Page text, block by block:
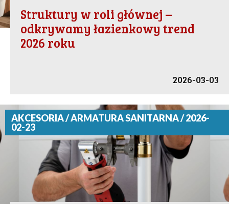
Struktury w roli głównej –
odkrywamy łazienkowy trend
2026 roku
2026-03-03
AKCESORIA / ARMATURA SANITARNA / 2026-
02-23